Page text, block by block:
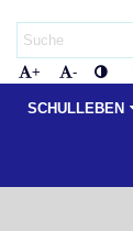
+ -
SCHULLEBEN